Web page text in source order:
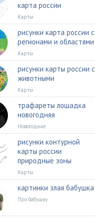
карта россии
Карты
рисунки карта россии с
регионами и областями
Карты
рисунки карты россии с
животными
Карты
трафареты лошадка
новогодняя
Новогодние
рисунки контурной
карты россии
природные зоны
Карты
картинки злая бабушка
Про бабушку